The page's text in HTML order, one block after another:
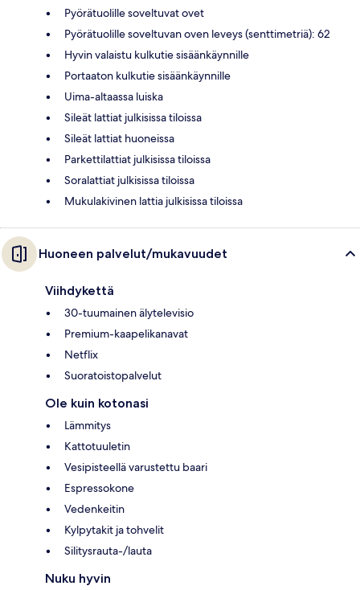
Pyörätuolille soveltuvat ovet
Pyörätuolille soveltuvan oven leveys (senttimetriä): 62
Hyvin valaistu kulkutie sisäänkäynnille
Portaaton kulkutie sisäänkäynnille
Uima-altaassa luiska
Sileät lattiat julkisissa tiloissa
Sileät lattiat huoneissa
Parkettilattiat julkisissa tiloissa
Soralattiat julkisissa tiloissa
Mukulakivinen lattia julkisissa tiloissa
Huoneen palvelut/mukavuudet
Viihdykettä
30-tuumainen älytelevisio
Premium-kaapelikanavat
Netflix
Suoratoistopalvelut
Ole kuin kotonasi
Lämmitys
Kattotuuletin
Vesipisteellä varustettu baari
Espressokone
Vedenkeitin
Kylpytakit ja tohvelit
Silitysrauta-/lauta
Nuku hyvin